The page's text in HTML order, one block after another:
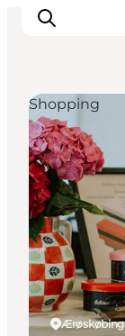
Oplevelser
Events
Planlæg
Shopping